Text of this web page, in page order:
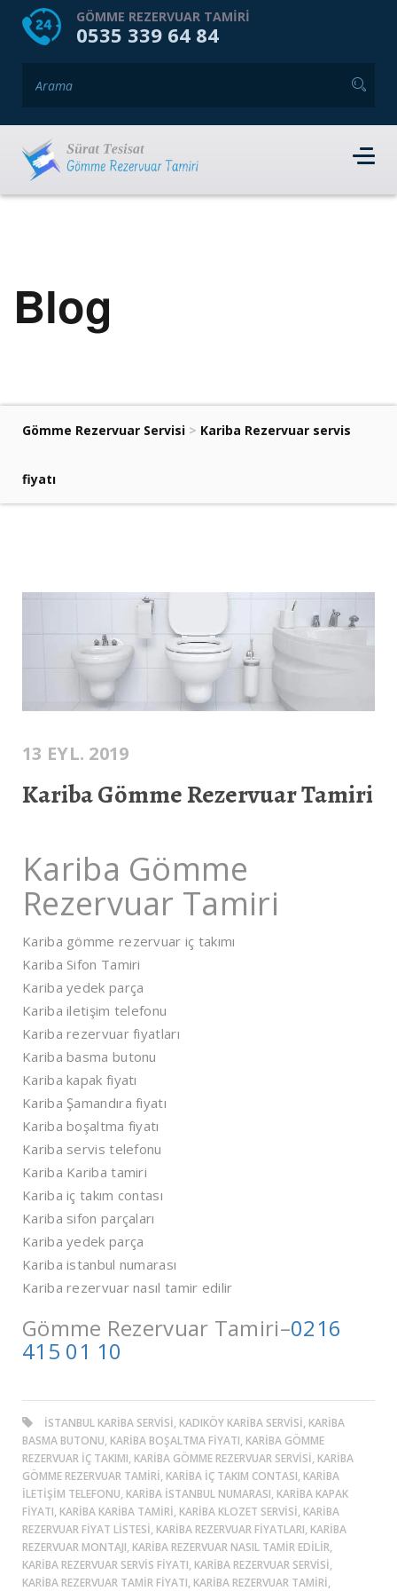
HOME HAKKIMIZDA
GÖMME REZERVUAR TAMIRI
0535 339 64 84
Blog
Gömme Rezervuar Servisi > Kariba Rezervuar servis
fiyatı
13 EYL. 2019
Kariba Gömme Rezervuar Tamiri
Kariba Gömme
Rezervuar Tamiri
Kariba gömme rezervuar iç takımı
Kariba Sifon Tamiri
Kariba yedek parça
Kariba iletişim telefonu
Kariba rezervuar fiyatları
Kariba basma butonu
Kariba kapak fiyatı
Kariba Şamandıra fiyatı
Kariba boşaltma fiyatı
Kariba servis telefonu
Kariba Kariba tamiri
Kariba iç takım contası
Kariba sifon parçaları
Kariba yedek parça
Kariba istanbul numarası
Kariba rezervuar nasıl tamir edilir
Gömme Rezervuar Tamiri–0216
415 01 10
ISTANBUL KARIBA SERVISI, KADIKÖY KARIBA SERVISI, KARIBA
BASMA BUTONU, KARIBA BOŞALTMA FIYATI, KARIBA GÖMME
REZERVUAR IÇ TAKIMI, KARIBA GÖMME REZERVUAR SERVISI, KARIBA
GÖMME REZERVUAR TAMIRI, KARIBA IÇ TAKIM CONTASI, KARIBA
ILETIŞIM TELEFONU, KARIBA ISTANBUL NUMARASI, KARIBA KAPAK
FIYATI, KARIBA KARIBA TAMIRI, KARIBA KLOZET SERVISI, KARIBA
REZERVUAR FIYAT LISTESI, KARIBA REZERVUAR FIYATLARI, KARIBA
REZERVUAR MONTAJI, KARIBA REZERVUAR NASIL TAMIR EDILIR,
KARIBA REZERVUAR SERVIS FIYATI, KARIBA REZERVUAR SERVISI,
KARIBA REZERVUAR TAMIR FIYATI, KARIBA REZERVUAR TAMIRI,